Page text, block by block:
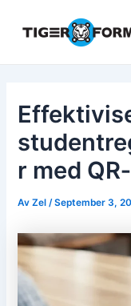
innehåll
r med
Av Zel/September 3,